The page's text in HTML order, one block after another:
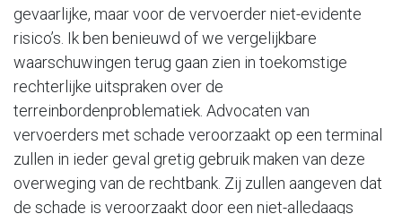
gevaarlijke, maar voor de vervoerder niet-evidente
risico’s. Ik ben benieuwd of we vergelijkbare
waarschuwingen terug gaan zien in toekomstige
rechterlijke uitspraken over de
terreinbordenproblematiek. Advocaten van
vervoerders met schade veroorzaakt op een terminal
zullen in ieder geval gretig gebruik maken van deze
overweging van de rechtbank. Zij zullen aangeven dat
de schade is veroorzaakt door een niet-alledaags